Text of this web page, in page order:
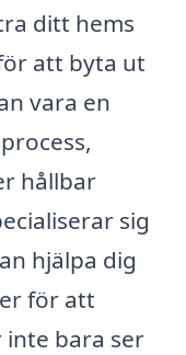
ditt hems
att byta ut
vara en
hållbar
sig
hjälpa dig
för att
bara ser